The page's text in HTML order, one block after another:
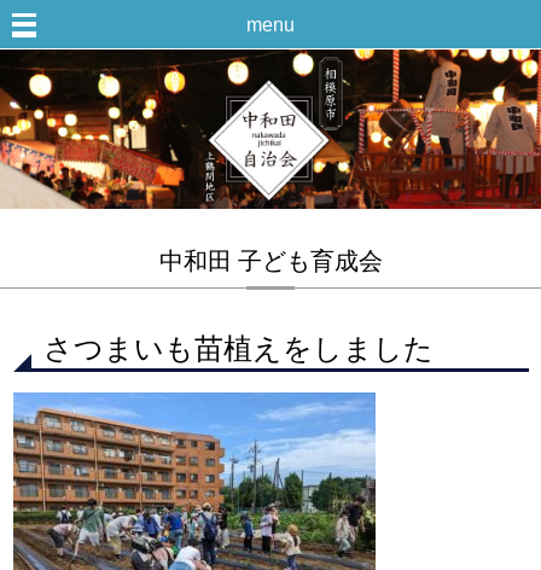
menu
中和田 子ども育成会
さつまいも苗植えをしました